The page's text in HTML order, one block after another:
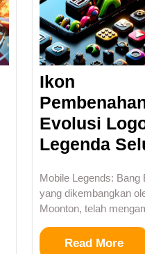
Ikon
Evolusi
Legenda
Mobile Legends: Bang
yang dikembangkan
Moonton, telah
Read More